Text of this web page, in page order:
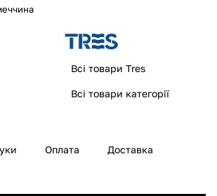
Всі товари Tres
Всі товари категорії
Оплата Доставка